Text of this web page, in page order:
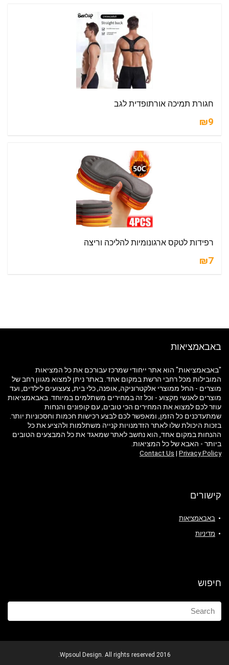
חגורת תמיכה אורתופדית לגב
₪9
רפידות לטקס ארגונומיות להליכה וריצה
₪7
באבאמציאות
"באבאמציאות" הוא אתר ייחודי שמרכז עבורכם את כל המציאות
המובילות מכל רחבי הרשת במקום אחד. באתר ניתן למצוא מגוון רחב של
מוצרים - החל ממוצרי אלקטרוניקה, אופנה, כלי בית, צעצועים לילדים, ועד
מוצרים לאנשי מקצוע - וכל זה במחירים משתלמים במיוחד. באבאמציאות
עוזר לכם למצוא את המחירים הכי טובים, עם קופונים והנחות
שמתעדכנים כל הזמן, ומאפשר לכם לבצע רכישות חכמות וחסכוניות יותר.
בזכות היכולת שלו לאתר הזדמנויות קנייה משתלמות ולהציע את כל
ההנחות במקום אחד, הוא נחשב לאתר שמאגד את כל המבצעים הטובים
ביותר - האבא של כל המציאות.
Contact Us | Privacy Policy
קישורים
באבאמציאות
מדיניות
חיפוש
2016 Wpsoul Design. All rights reserved.